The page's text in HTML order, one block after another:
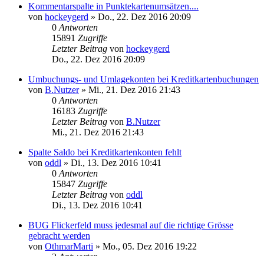
Kommentarspalte in Punktekartenumsätzen....
von hockeygerd » Do., 22. Dez 2016 20:09
0 Antworten
15891 Zugriffe
Letzter Beitrag von hockeygerd
Do., 22. Dez 2016 20:09
Umbuchungs- und Umlagekonten bei Kreditkartenbuchungen
von B.Nutzer» Mi., 21. Dez 2016 21:43
0 Antworten
16183 Zugriffe
Letzter Beitrag von B.Nutzer
Mi., 21. Dez 2016 21:43
Spalte Saldo bei Kreditkartenkonten fehlt
von oddl » Di., 13. Dez 2016 10:41
0 Antworten
15847 Zugriffe
Letzter Beitrag von oddl
Di., 13. Dez 2016 10:41
BUG Flickerfeld muss jedesmal auf die richtige Grösse
gebracht werden
von OthmarMarti » Mo., 05. Dez 2016 19:22